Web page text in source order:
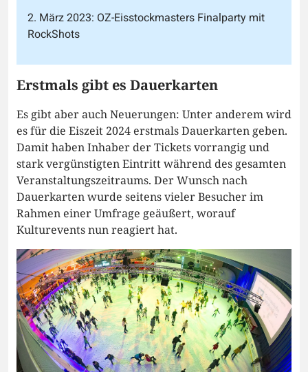
2. März 2023: OZ-Eisstockmasters Finalparty mit
RockShots
Erstmals gibt es Dauerkarten
Es gibt aber auch Neuerungen: Unter anderem wird
es für die Eiszeit 2024 erstmals Dauerkarten geben.
Damit haben Inhaber der Tickets vorrangig und
stark vergünstigten Eintritt während des gesamten
Veranstaltungszeitraums. Der Wunsch nach
Dauerkarten wurde seitens vieler Besucher im
Rahmen einer Umfrage geäußert, worauf
Kulturevents nun reagiert hat.